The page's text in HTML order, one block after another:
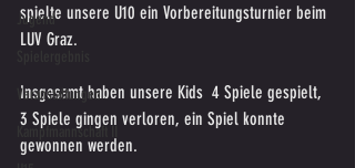
Jugend
Veranstaltungen
Kampfmannschaft II
spielte unsere U10 ein Vorbereitungsturnier beim
LUV Graz.
Insgesamt haben unsere Kids  4 Spiele gespielt,
3 Spiele gingen verloren, ein Spiel konnte
gewonnen werden.